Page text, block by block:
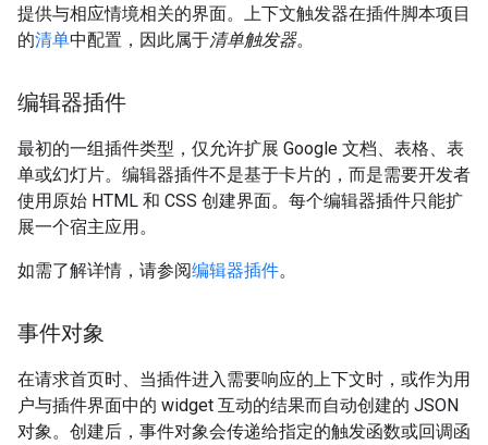
提供与相应情境相关的界面。上下文触发器在插件脚本项目
的清单中配置，因此属于清单触发器。
编辑器插件
最初的一组插件类型，仅允许扩展 Google 文档、表格、表
单或幻灯片。编辑器插件不是基于卡片的，而是需要开发者
使用原始 HTML 和 CSS 创建界面。每个编辑器插件只能扩
展一个宿主应用。
如需了解详情，请参阅编辑器插件。
事件对象
在请求首页时、当插件进入需要响应的上下文时，或作为用
户与插件界面中的 widget 互动的结果而自动创建的 JSON
对象。创建后，事件对象会传递给指定的触发函数或回调函